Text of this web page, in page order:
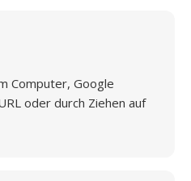
Computer, Google
oder durch Ziehen auf